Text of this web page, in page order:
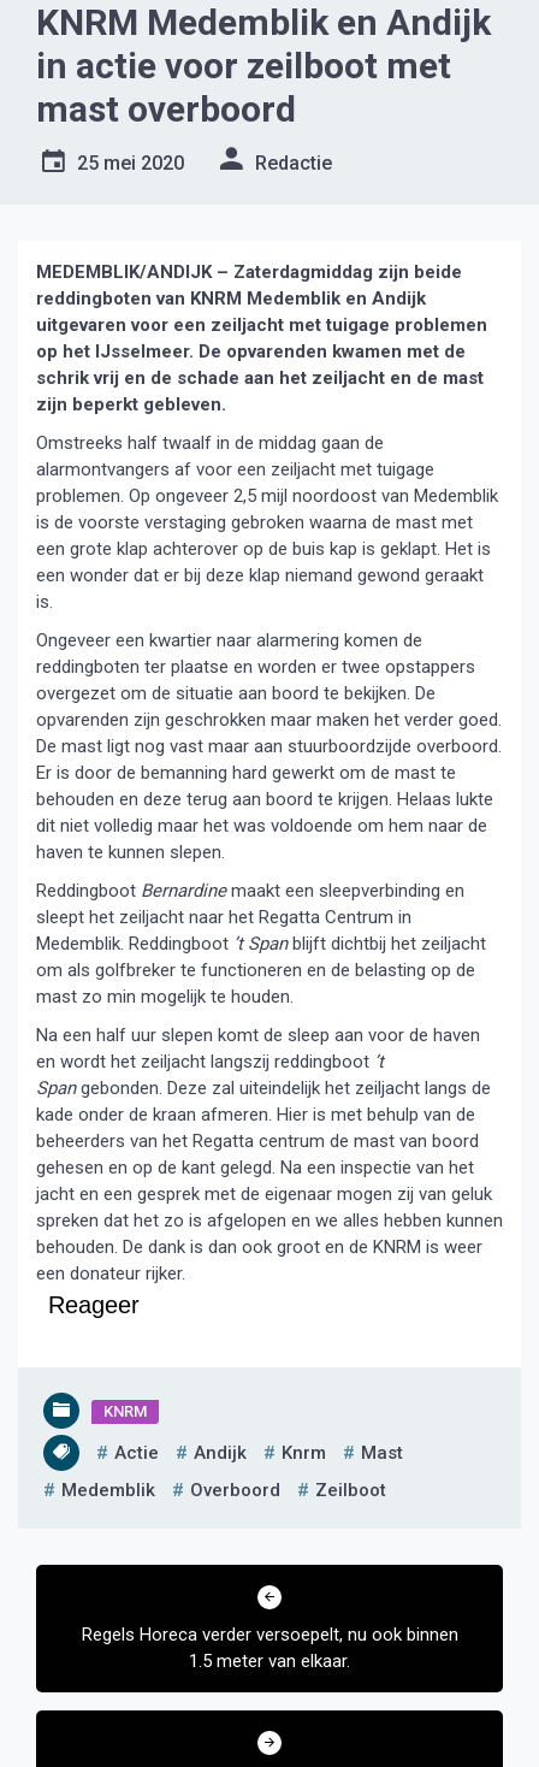
KNRM Medemblik en Andijk
in actie voor zeilboot met
mast overboord
25 mei 2020 Redactie
MEDEMBLIK/ANDIJK – Zaterdagmiddag zijn beide
reddingboten van KNRM Medemblik en Andijk
uitgevaren voor een zeiljacht met tuigage problemen
op het IJsselmeer. De opvarenden kwamen met de
schrik vrij en de schade aan het zeiljacht en de mast
zijn beperkt gebleven.
Omstreeks half twaalf in de middag gaan de
alarmontvangers af voor een zeiljacht met tuigage
problemen. Op ongeveer 2,5 mijl noordoost van Medemblik
is de voorste verstaging gebroken waarna de mast met
een grote klap achterover op de buis kap is geklapt. Het is
een wonder dat er bij deze klap niemand gewond geraakt
is.
Ongeveer een kwartier naar alarmering komen de
reddingboten ter plaatse en worden er twee opstappers
overgezet om de situatie aan boord te bekijken. De
opvarenden zijn geschrokken maar maken het verder goed.
De mast ligt nog vast maar aan stuurboordzijde overboord.
Er is door de bemanning hard gewerkt om de mast te
behouden en deze terug aan boord te krijgen. Helaas lukte
dit niet volledig maar het was voldoende om hem naar de
haven te kunnen slepen.
Reddingboot Bernardinemaakt een sleepverbinding en
sleept het zeiljacht naar het Regatta Centrum in
Medemblik. Reddingboot ’t Spanblijft dichtbij het zeiljacht
om als golfbreker te functioneren en de belasting op de
mast zo min mogelijk te houden.
Na een half uur slepen komt de sleep aan voor de haven
en wordt het zeiljacht langszij reddingboot ’t
Spangebonden. Deze zal uiteindelijk het zeiljacht langs de
kade onder de kraan afmeren. Hier is met behulp van de
beheerders van het Regatta centrum de mast van boord
gehesen en op de kant gelegd. Na een inspectie van het
jacht en een gesprek met de eigenaar mogen zij van geluk
spreken dat het zo is afgelopen en we alles hebben kunnen
behouden. De dank is dan ook groot en de KNRM is weer
een donateur rijker.
Reageer
KNRM
Actie Andijk Knrm
Mast
Medemblik
Overboord Zeilboot
Bericht
Regels Horeca verder versoepelt, nu ook binnen
1.5 meter van elkaar.